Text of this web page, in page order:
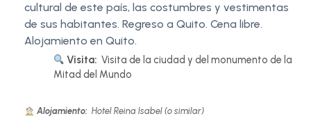
cultural de este país, las costumbres y vestimentas
de sus habitantes. Regreso a Quito. Cena libre.
Alojamiento en Quito.
Visita: Visita de la ciudad y del monumento de la
Mitad del Mundo
Alojamiento: Hotel Reina Isabel (o similar)